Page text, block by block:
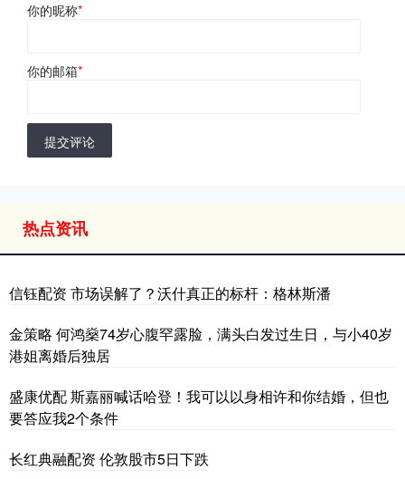
你的昵称*
你的邮箱*
提交评论
热点资讯
信钰配资 市场误解了？沃什真正的标杆：格林斯潘
金策略 何鸿燊74岁心腹罕露脸，满头白发过生日，与小40岁
港姐离婚后独居
盛康优配 斯嘉丽喊话哈登！我可以以身相许和你结婚，但也
要答应我2个条件
长红典融配资 伦敦股市5日下跌